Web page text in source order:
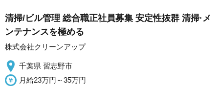
清掃/ビル管理 総合職正社員募集 安定性抜群 清掃·メ
ンテナンスを極める
株式会社クリーンアップ
千葉県 習志野市
月給23万円～35万円